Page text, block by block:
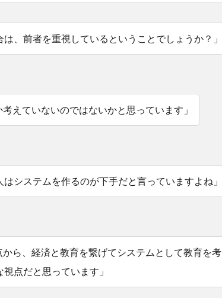
は、前者を重視しているということでしょうか？」
えていないのではないかと思っています」
はシステムを作るのが下手だと言っていますよね」
から、経済と教育を繋げてシステムとして教育を考
点だと思っています」